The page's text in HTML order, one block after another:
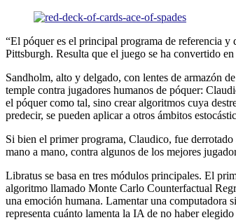
“El póquer es el principal programa de referencia
Pittsburgh. Resulta que el juego se ha convertido
Sandholm, alto y delgado, con lentes de armazón
temple contra jugadores humanos de póquer:
el póquer como tal, sino crear algoritmos cuya
predecir, se pueden aplicar a otros ámbitos
Si bien el primer programa, Claudico, fue
mano a mano, contra algunos de los mejores
Libratus se basa en tres módulos principales. El
algoritmo llamado Monte Carlo Counterfactual
una emoción humana. Lamentar una computadora
representa cuánto lamenta la IA de no haber